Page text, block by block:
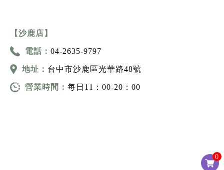
0
【沙鹿店】
電話： 04-2635-9797
地址： 台中市沙鹿區光華路48號
營業時間： 每日11：00-20：00